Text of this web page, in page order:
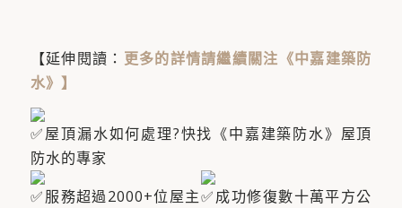
【延伸閱讀： 更多的詳情請繼續關注《中嘉建築防
水》 】
屋頂漏水如何處理?快找《中嘉建築防水》屋頂
防水的專家
服務超過2000+位屋主​
成功修復數十萬平方公